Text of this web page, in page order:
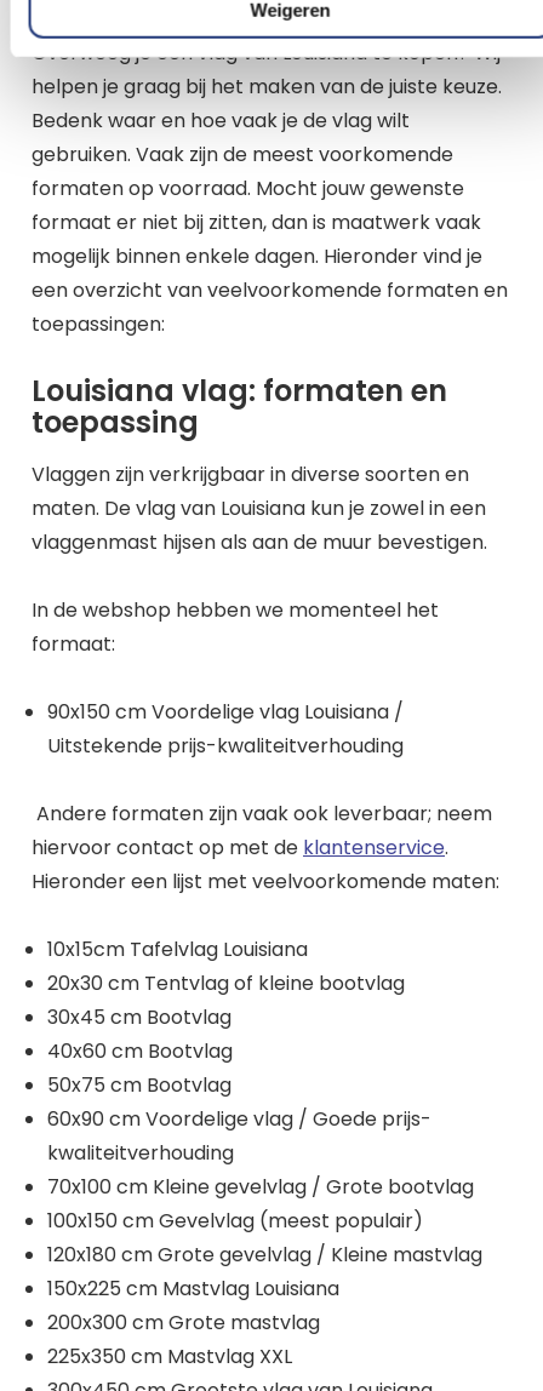
Weigeren
Overweeg je een vlag van Louisiana te kopen? Wij
helpen je graag bij het maken van de juiste keuze.
Bedenk waar en hoe vaak je de vlag wilt
gebruiken. Vaak zijn de meest voorkomende
formaten op voorraad. Mocht jouw gewenste
formaat er niet bij zitten, dan is maatwerk vaak
mogelijk binnen enkele dagen. Hieronder vind je
een overzicht van veelvoorkomende formaten en
toepassingen:
Louisiana vlag: formaten en
toepassing
Vlaggen zijn verkrijgbaar in diverse soorten en
maten. De vlag van Louisiana kun je zowel in een
vlaggenmast hijsen als aan de muur bevestigen.
In de webshop hebben we momenteel het
formaat:
90x150 cm Voordelige vlag Louisiana /
Uitstekende prijs-kwaliteitverhouding
Andere formaten zijn vaak ook leverbaar; neem
hiervoor contact op met de klantenservice.
Hieronder een lijst met veelvoorkomende maten:
10x15cm Tafelvlag Louisiana
20x30 cm Tentvlag of kleine bootvlag
30x45 cm Bootvlag
40x60 cm Bootvlag
50x75 cm Bootvlag
60x90 cm Voordelige vlag / Goede prijs-
kwaliteitverhouding
70x100 cm Kleine gevelvlag / Grote bootvlag
100x150 cm Gevelvlag (meest populair)
120x180 cm Grote gevelvlag / Kleine mastvlag
150x225 cm Mastvlag Louisiana
200x300 cm Grote mastvlag
225x350 cm Mastvlag XXL